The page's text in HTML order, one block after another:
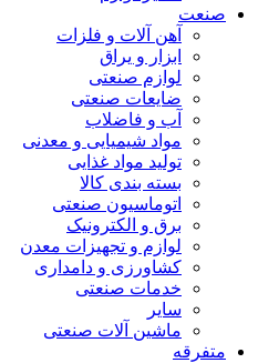
صنعت
آهن آلات و فلزات
ابزار و یراق
لوازم صنعتی
ضایعات صنعتی
آب و فاضلاب
مواد شیمیایی و معدنی
تولید مواد غذایی
بسته بندی کالا
اتوماسیون صنعتی
برق و الکترونیک
لوازم و تجهیزات معدن
کشاورزی و دامداری
خدمات صنعتی
سایر
ماشین آلات صنعتی
متفرقه